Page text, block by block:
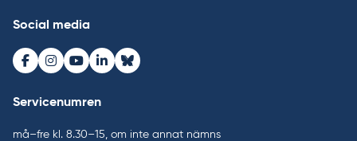
Social media
Facebook
Instagram
Youtube
LinkedInBluesky
Servicenumren
må–fre kl. 8.30–15, om inte annat nämns